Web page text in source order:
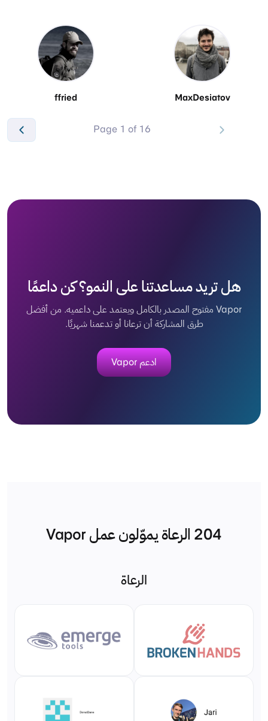
MaxDesiatov
ffried
Page 1 of 16
هل تريد مساعدتنا على النمو؟ كن داعمًا
Vapor مفتوح المصدر بالكامل ويعتمد على داعميه. من أفضل
طرق المشاركة أن ترعانا أو تدعمنا شهريًا.
ادعم Vapor
204 الرعاة يموّلون عمل Vapor
الرعاة